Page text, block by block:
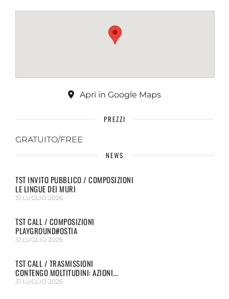
Apri in Google Maps
PREZZI
GRATUITO/FREE
NEWS
TST INVITO PUBBLICO / COMPOSIZIONI
LE LINGUE DEI MURI
31 LUGLIO 2026
TST CALL / COMPOSIZIONI
PLAYGROUND#OSTIA
31 LUGLIO 2026
TST CALL / TRASMISSIONI
CONTENGO MOLTITUDINI: AZIONI...
31 LUGLIO 2026